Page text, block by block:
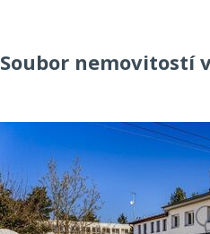
Soubor nemovitostí